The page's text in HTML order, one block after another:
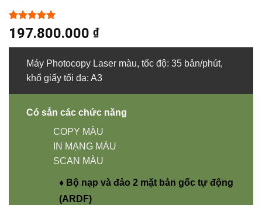
5.00trên 5
dựa trên
1
đánh giá
197.800.000 ₫
Máy Photocopy Laser màu, tốc độ: 35 bản/phút,
khổ giấy tối đa: A3
Có sẳn các chức năng
COPY MÀU
IN MẠNG MÀU
SCAN MÀU
♦ Bộ nạp và đảo 2 mặt bản gốc tự động
(ARDF)